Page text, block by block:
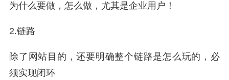
为什么要做，怎么做，尤其是企业用户！
2.链路
除了网站目的，还要明确整个链路是怎么玩的，必
须实现闭环